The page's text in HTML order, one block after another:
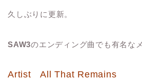
久しぶりに更新。
SAW3のエンディング曲でも有名な
Artist All That Remains